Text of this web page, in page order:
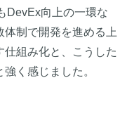
DevEx向上の一環な
制で開発を進める上
組み化と、こうした
く感じました。